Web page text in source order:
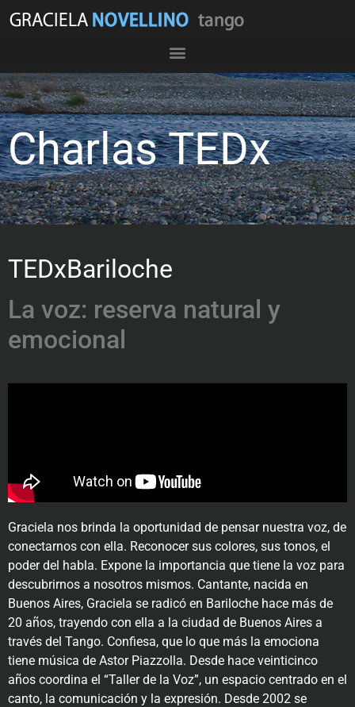
Charlas TEDx
TEDxBariloche
La voz: reserva natural y
emocional
Graciela nos brinda la oportunidad de pensar nuestra voz, de
conectarnos con ella. Reconocer sus colores, sus tonos, el
poder del habla. Expone la importancia que tiene la voz para
descubrirnos a nosotros mismos. Cantante, nacida en
Buenos Aires, Graciela se radicó en Bariloche hace más de
20 años, trayendo con ella a la ciudad de Buenos Aires a
través del Tango. Confiesa, que lo que más la emociona
tiene música de Astor Piazzolla. Desde hace veinticinco
años coordina el “Taller de la Voz”, un espacio centrado en el
canto, la comunicación y la expresión. Desde 2002 se